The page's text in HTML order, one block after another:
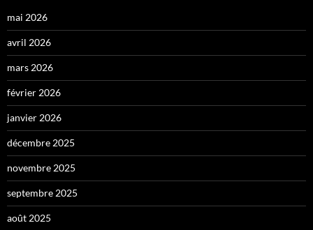
mai 2026
avril 2026
mars 2026
février 2026
janvier 2026
décembre 2025
novembre 2025
septembre 2025
août 2025